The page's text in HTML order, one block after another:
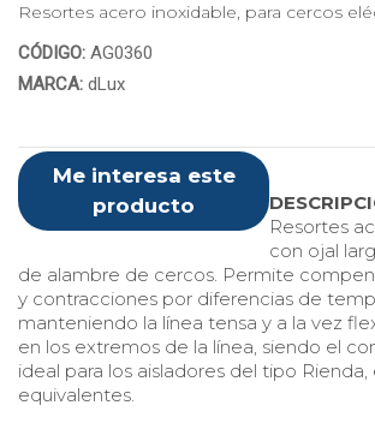
Resortes acero inoxidable, para cercos
CÓDIGO: AG0360
MARCA: dLux
Me interesa este
producto
Resortes
con ojal
de alambre de cercos. Permite
y contracciones por diferencias de
manteniendo la línea tensa y a la vez
en los extremos de la línea, siendo el
ideal para los aisladores del tipo Rienda,
equivalentes.